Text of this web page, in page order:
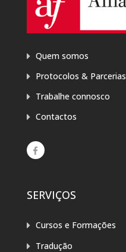
Quem somos
Protocolos & Parcerias
Trabalhe connosco
Contactos
SERVIÇOS
Cursos e Formações
Tradução